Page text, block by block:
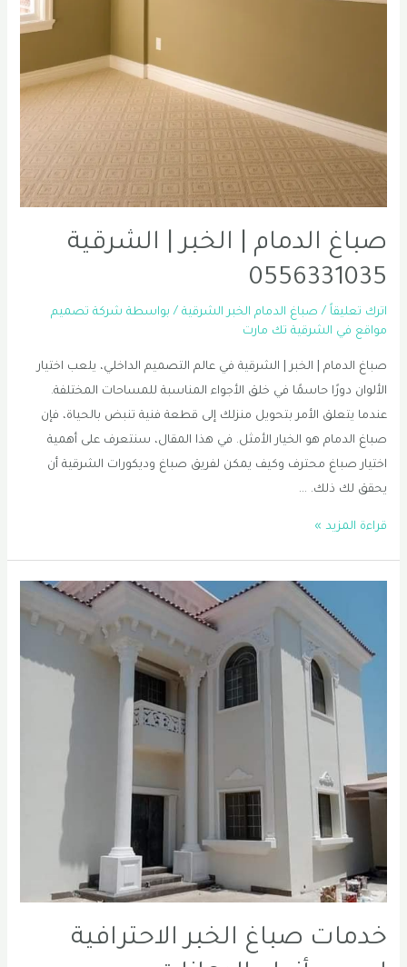
صباغ الدمام | الخبر | الشرقية
0556331035
اترك تعليقاً / صباغ الدمام الخبر الشرقية / بواسطة شركة تصميم
مواقع في الشرقية تك مارت
صباغ الدمام | الخبر | الشرقية في عالم التصميم الداخلي، يلعب اختيار
الألوان دورًا حاسمًا في خلق الأجواء المناسبة للمساحات المختلفة.
عندما يتعلق الأمر بتحويل منزلك إلى قطعة فنية تنبض بالحياة، فإن
صباغ الدمام هو الخيار الأمثل. في هذا المقال، سنتعرف على أهمية
اختيار صباغ محترف وكيف يمكن لفريق صباغ وديكورات الشرقية أن
يحقق لك ذلك. …
صباغ
الشرقية
0556331035
قراءة المزيد »
خدمات صباغ الخبر الاحترافية